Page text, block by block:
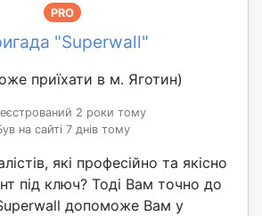
PRO
"Superwall"
приїхати в м. Яготин)
2 роки тому
на сайті 7 днів тому
які професійно та якісно
під ключ? Тоді Вам точно до
допоможе Вам у